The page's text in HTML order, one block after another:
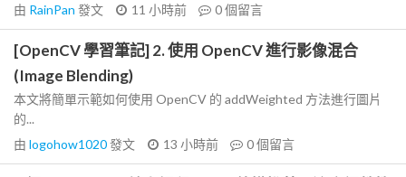
由 RainPan 發文 11 小時前 0個留言
[OpenCV 學習筆記] 2. 使用 OpenCV 進行影像混合
(Image Blending)
本文將簡單示範如何使用 OpenCV 的 addWeighted 方法進行圖片
的...
由 logohow1020發文 13 小時前 0個留言